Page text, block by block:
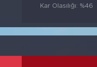
Kar Olasılığı: %46